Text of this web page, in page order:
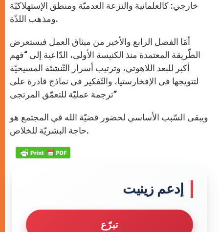
خارجي: كالعلمانية والنزعة العدميّة ومنطق الإستهلاكيّة
ومذهب اللذّة.
أمّا الفصل الرابع والأخير من ميثاق العمل فيستعرض
الطّريقة المعتمدة منذ الكنيسة الأولى، الدّاعية إلى “فهم
أكبر للبعد اللاهوتي، وترتيب أسرار التّنشئة المسيحيّة
لتتويجها في الإفخارستيا، والتّفكير في نماذج قادرة على
ترجمة عمليّة للتعمّق المرتجى”
ويبقى السّبب الأساسي لحضور قضيّة الله في المجتمع هو
حاجة البشريّة للخلاص.
إدعم زينيت
تبرّع